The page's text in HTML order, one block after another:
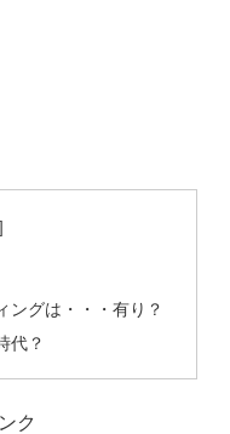
ングは・・・有り？
代？
ク